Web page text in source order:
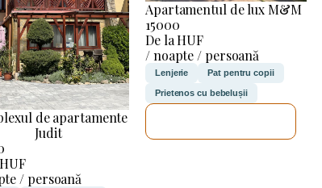
de apartamente
Judit
/ persoană
Apartamentul de lux M&M
15000
De la HUF
/ noapte / persoană
Lenjerie Pat pentru copii
Prietenos cu bebelușii